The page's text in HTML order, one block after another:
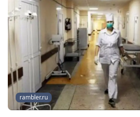
rambler.ru